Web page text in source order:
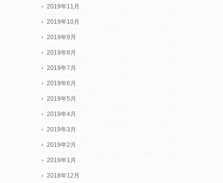
2019年11月
2019年10月
2019年9月
2019年8月
2019年7月
2019年6月
2019年5月
2019年4月
2019年3月
2019年2月
2019年1月
2018年12月